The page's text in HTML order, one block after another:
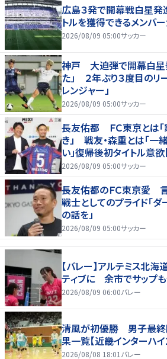
広島３発で開幕戦白星
トルを獲得できるメンバ
2026/08/09 05:00サッカー
神戸 大迫弾で開幕白星
た」 ２年ぶり３度目のリ
レンジャー」
2026/08/09 05:00サッカー
長友佑都 ＦＣ東京とは「
き」 戦友・森重とは「一
い」復帰後初タイトル意欲
2026/08/09 05:00サッカー
長友佑都のＦＣ東京愛
戦士としてのプライド「
の話を」
2026/08/09 05:00サッカー
【バレー】アルテミス北海
ティブに 余市でサップ
2026/08/09 06:00バレー
清風が初優勝 男子最終
果一覧【近畿インターハイ
2026/08/08 18:01 バレー